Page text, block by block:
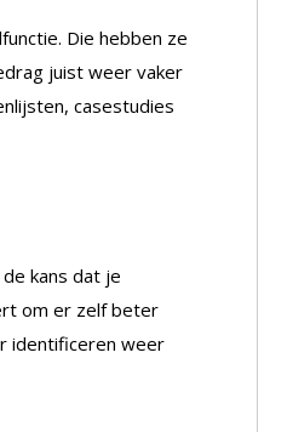
Die hebben ze
juist weer vaker
casestudies
kans dat je
om er zelf beter
identificeren weer